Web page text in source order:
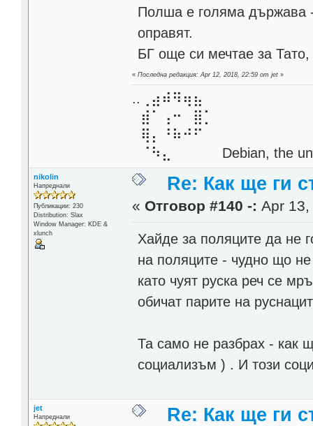
Полша е голяма държава
оправят.
БГ още си мечтае за
«Последна редакция: Apr 12, 2018, 22:59 от jet »
..⢀⣴⠾⠻⢶⣦⠀
⣾⠁⢠⠒⠀⣿⡁
⢿⡄⠘⠷⠚⠋
⠈⠳⣄⠀⠀⠀⠀ Debian, the
nikolin
Напреднали
Публикации: 230
Distribution: Slax
Window Manager: KDE &
xlunch
Re: Как ще ги
« Отговор #140 -: Apr
Хайде за поляците да не
на поляците - чудно що
като чуят руска реч се
обичат парите на
Та само не разбрах - как
социализъм ) . И този
jet
Напреднали Re: Как ще ги